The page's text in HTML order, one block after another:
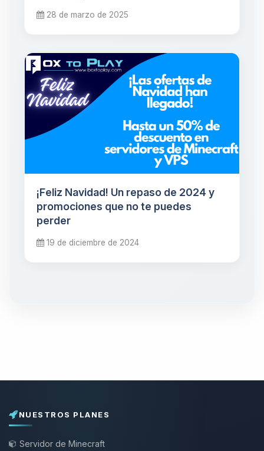
28 de marzo de 2025
¡Feliz Navidad! Un repaso de 2024 y
promociones que no te puedes
perder
19 de diciembre de 2024
NUESTROS PLANES
Servidor de Minecraft